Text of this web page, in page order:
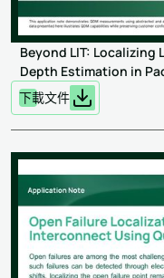
Beyond LIT: Localizing
Depth Estimation in
下載文件